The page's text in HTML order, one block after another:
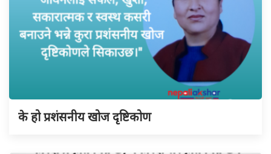
के हो प्रशंसनीय खोज दृष्टिकोण